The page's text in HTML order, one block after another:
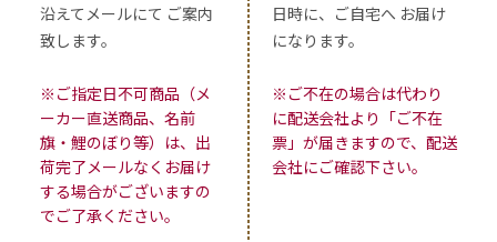
沿えてメールにて ご案内
致します。
※ご指定日不可商品（メ
ーカー直送商品、名前
旗・鯉のぼり等）は、出
荷完了メールなくお届け
する場合がございますの
でご了承ください。
日時に、ご自宅へ お届け
になります。
※ご不在の場合は代わり
に配送会社より「ご不在
票」が届きますので、配送
会社にご確認下さい。